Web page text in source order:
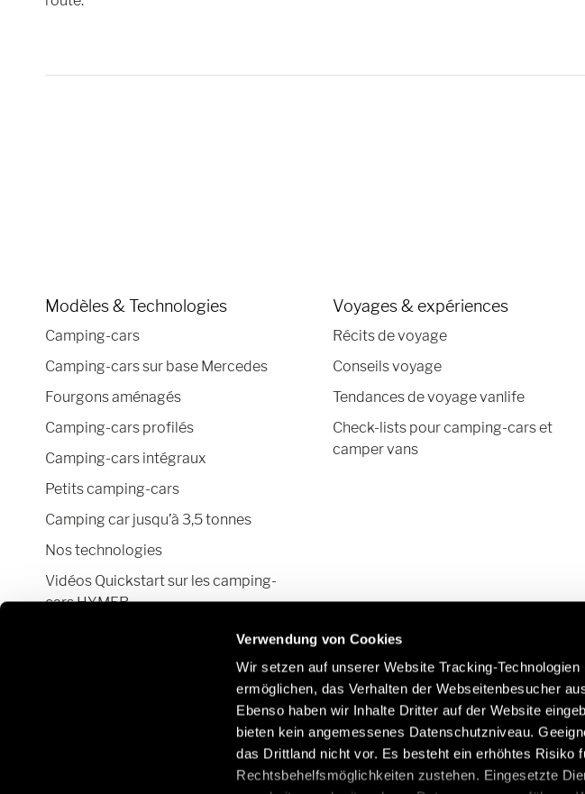
Verwendung von Cookies
Wir setzen auf unserer Website Tracking-
ermöglichen, das Verhalten der Webseitenbesucher
Ebenso haben wir Inhalte Dritter auf der Website
bieten kein angemessenes Datenschutzniveau.
das Drittland nicht vor. Es besteht ein erhöhtes Risiko
Rechtsbehelfsmöglichkeiten zustehen. Eingesetzte
Modèles & Technologies
Camping-cars
Camping-cars sur base Mercedes
Fourgons aménagés
Camping-cars profilés
Camping-cars intégraux
Petits camping-cars
Camping car jusqu’à 3,5 tonnes
Nos technologies
Vidéos Quickstart sur les camping-
cars HYMER
Configurateur camping-car et fourgon
Voyages & expériences
Récits de voyage
Conseils voyage
Tendances de voyage vanlife
Check-lists pour camping-cars et
camper vans
Suivez-nous également sur les réseaux sociaux:
En savoir plus sur les
d'origine Hymer :
/be/fr/services/